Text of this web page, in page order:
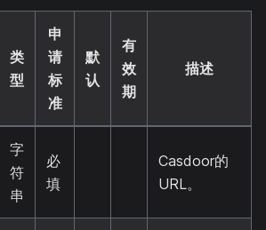
类
型
申
请
标
准
默
认
有
效
期
描述
字
符
串
必
填
Casdoor的
URL。